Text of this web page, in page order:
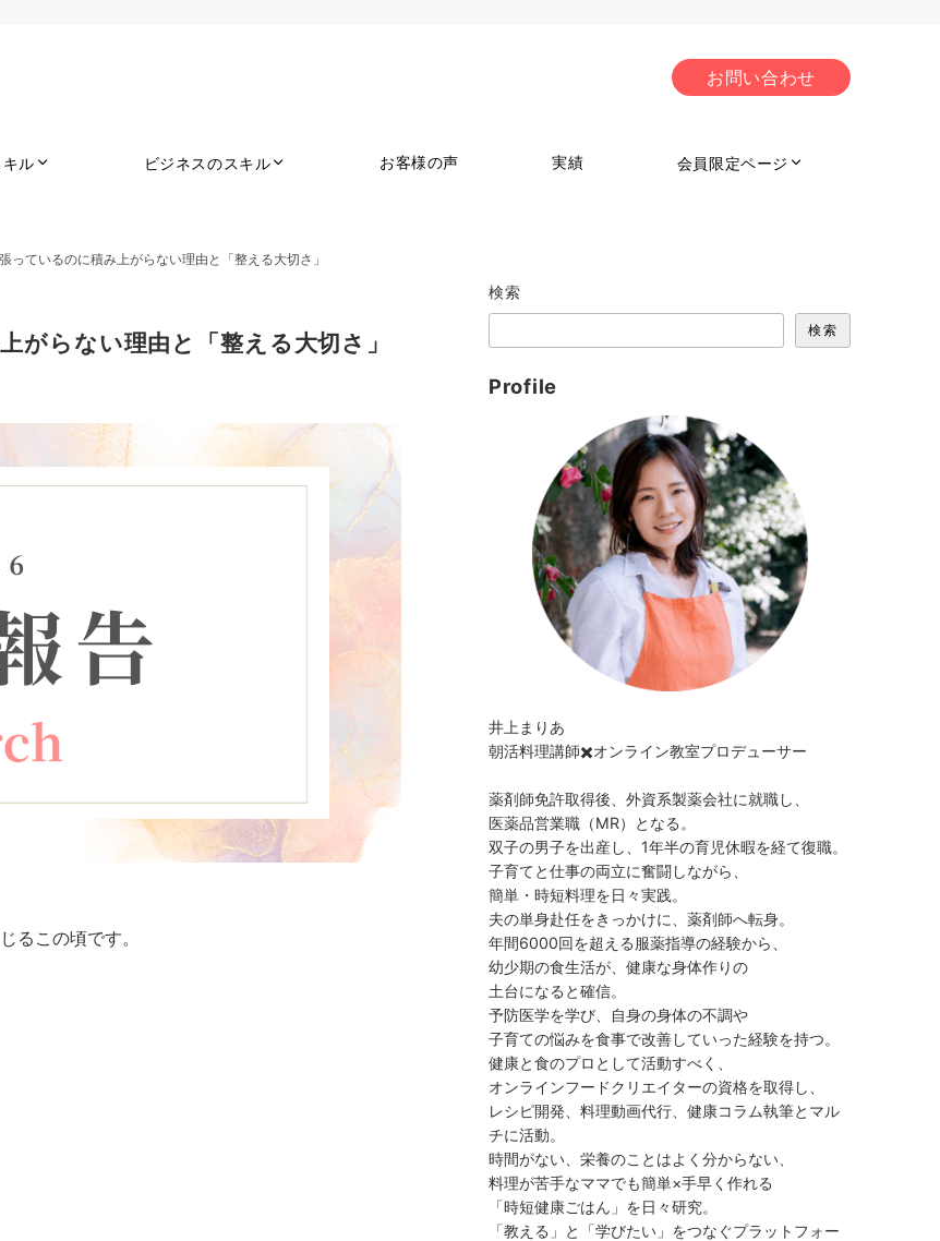
お問い合わせ
ル ビジネスのスキル お客様の声 実績 会員限定ページ
っているのに積み上がらない理由と「整える大切さ」
がらない理由と「整える大切さ」
るこの頃です。
検索
検索
Profile
井上まりあ
朝活料理講師✖️オンライン教室プロデューサー
薬剤師免許取得後、外資系製薬会社に就職し、
医薬品営業職（MR）となる。
双子の男子を出産し、1年半の育児休暇を経て復職。
子育てと仕事の両立に奮闘しながら、
簡単・時短料理を日々実践。
夫の単身赴任をきっかけに、薬剤師へ転身。
年間6000回を超える服薬指導の経験から、
幼少期の食生活が、健康な身体作りの
土台になると確信。
予防医学を学び、自身の身体の不調や
子育ての悩みを食事で改善していった経験を持つ。
健康と食のプロとして活動すべく、
オンラインフードクリエイターの資格を取得し、
レシピ開発、料理動画代行、健康コラム執筆とマル
チに活動。
時間がない、栄養のことはよく分からない、
料理が苦手なママでも簡単×手早く作れる
「時短健康ごはん」を日々研究。
「教える」と「学びたい」をつなぐプラットフォー